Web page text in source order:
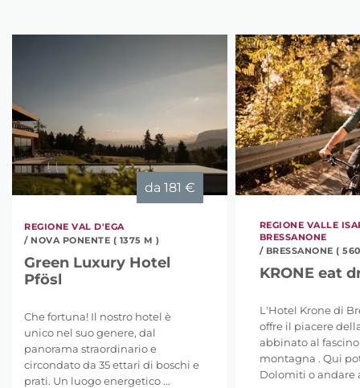
da 181 €
REGIONE VAL D'EGA
/ NOVA PONENTE ( 1375 M )
Green Luxury Hotel
Pfösl
Che fortuna! Il nostro hotel è
unico nel suo genere, dal
panorama straordinario e
circondato da 35 ettari di boschi e
prati. Un luogo energetico ...
REGIONE VALLE
BRESSANONE
/ BRESSANONE (
KRONE eat
L'Hotel Krone di
offre il piacere
abbinato al
montagna . Qui
Dolomiti o andare